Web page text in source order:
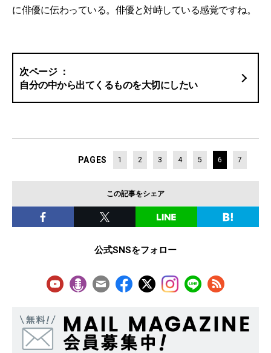
に俳優に伝わっている。俳優と対峙している感覚ですね。
自分の中から出てくるものを大切にしたい
PAGES 1 2 3 4 5 6 7
この記事をシェア
公式SNSをフォロー